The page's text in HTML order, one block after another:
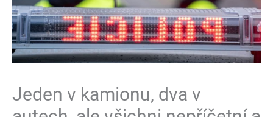
Jeden v kamionu, dva v